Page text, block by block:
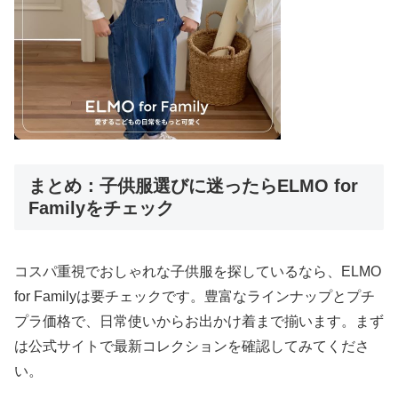
まとめ：子供服選びに迷ったらELMO for
Familyをチェック
コスパ重視でおしゃれな子供服を探しているなら、ELMO
for Familyは要チェックです。豊富なラインナップとプチ
プラ価格で、日常使いからお出かけ着まで揃います。まず
は公式サイトで最新コレクションを確認してみてくださ
い。